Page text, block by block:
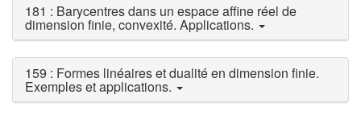
181 : Barycentres dans un espace affine réel de
dimension finie, convexité. Applications.
159 : Formes linéaires et dualité en dimension finie.
Exemples et applications.